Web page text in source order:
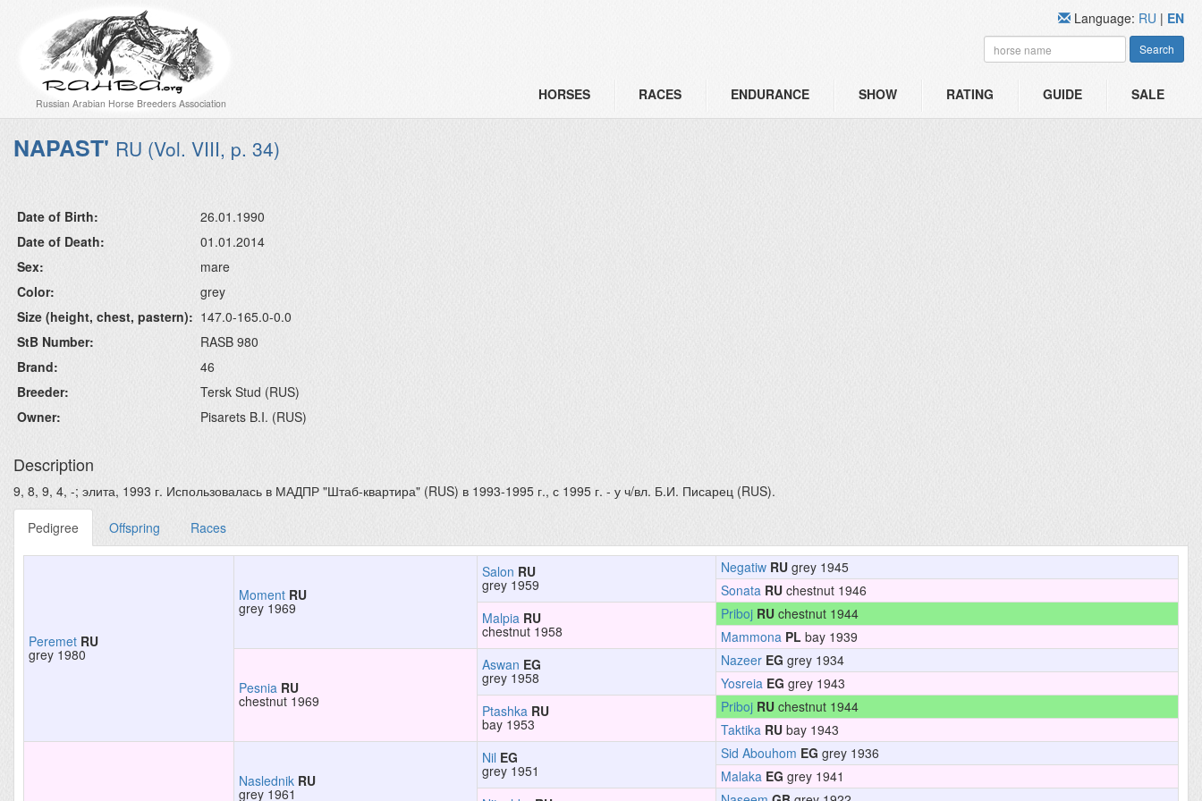
Russian Arabian Horse Breeders Association
HORSES RACES ENDURANCE SHOW RATING GUIDE SALE
Language: RU | EN
Search
NAPAST' RU (Vol. VIII, p. 34)
Date of Birth:
26.01.1990
Date of Death:
01.01.2014
Sex:
mare
Color:
grey
Size (height, chest, pastern): 147.0-165.0-0.0
StB Number:
RASB 980
Brand:
46
Breeder:
Tersk Stud (RUS)
Owner:
Pisarets B.I. (RUS)
Description
9, 8, 9, 4, -; элита, 1993 г. Использовалась в МАДПР "Штаб-квартира" (RUS) в 1993-1995 г., с 1995 г. - у ч/вл. Б.И. Писарец (RUS).
Pedigree Offspring Races
Peremet RU
grey 1980
Moment RU
grey 1969
Salon RU
grey 1959
Negatiw RU grey 1945
Sonata RU chestnut 1946
Malpia RU
chestnut 1958
Priboj RU chestnut 1944
Mammona PL bay 1939
Pesnia RU
chestnut 1969
Aswan EG
grey 1958
Nazeer EG grey 1934
Yosreia EG grey 1943
Ptashka RU
bay 1953
Priboj RU chestnut 1944
Taktika RU bay 1943
Naslednik RU
grey 1961
Nil EG
grey 1951
Sid Abouhom EG grey 1936
Malaka EG grey 1941